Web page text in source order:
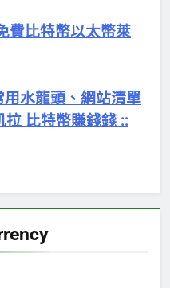
費比特幣以太幣萊
水龍頭、網站清單
比特幣賺錢錢 ::